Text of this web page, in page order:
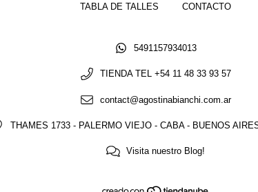
TABLA DE TALLES CONTACTO
5491157934013
TIENDA TEL +54 11 48 33 93 57
contact@agostinabianchi.com.ar
THAMES 1733 - PALERMO VIEJO - CABA - BUENOS
Visita nuestro Blog!